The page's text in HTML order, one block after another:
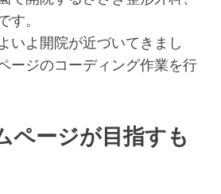
す。
いよ開院が近づいてきまし
ージのコーディング作業を行
ページが目指すも